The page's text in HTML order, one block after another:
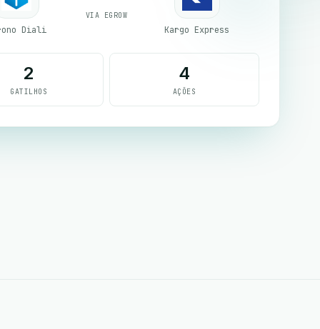
Diali
VIA EGROW
Kargo Express
2
GATILHOS
4
AÇÕES